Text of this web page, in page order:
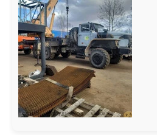
СТАРЛАЙТ ДАЙНЕР
(1)
3.4
КВИП (1)